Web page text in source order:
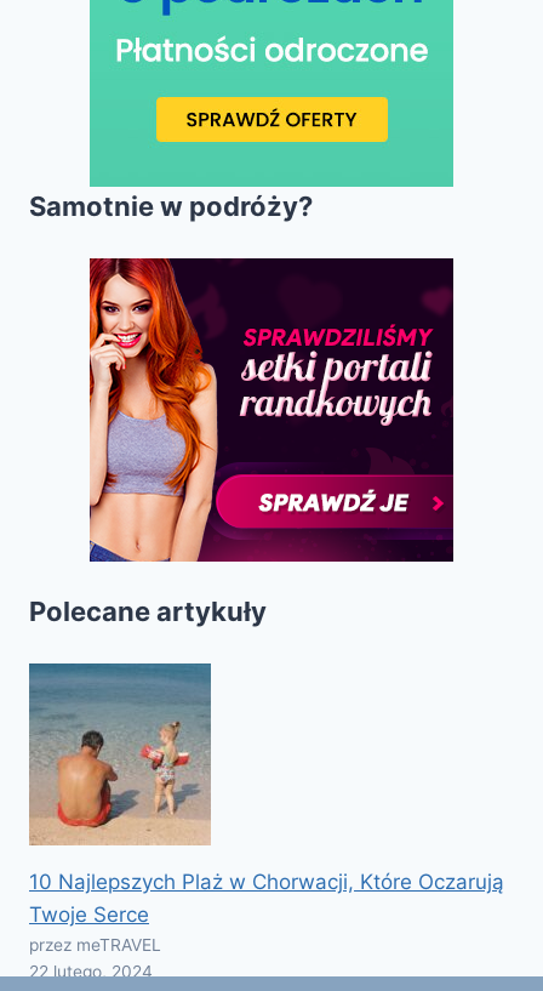
Samotnie w podróży?
Polecane artykuły
10 Najlepszych Plaż w Chorwacji, Które Oczarują
Twoje Serce
przez meTRAVEL
22 lutego, 2024